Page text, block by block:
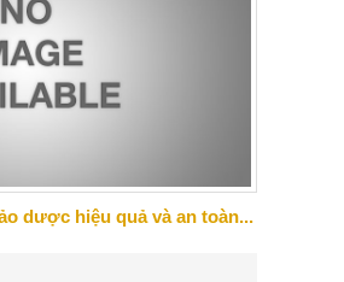
dược hiệu quả và an toàn...